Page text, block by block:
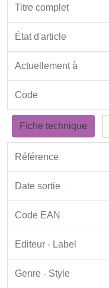
Titre complet
État d'article
Actuellement à
Code
Fiche technique
Référence
Date sortie
Code EAN
Editeur - Label
Genre - Style